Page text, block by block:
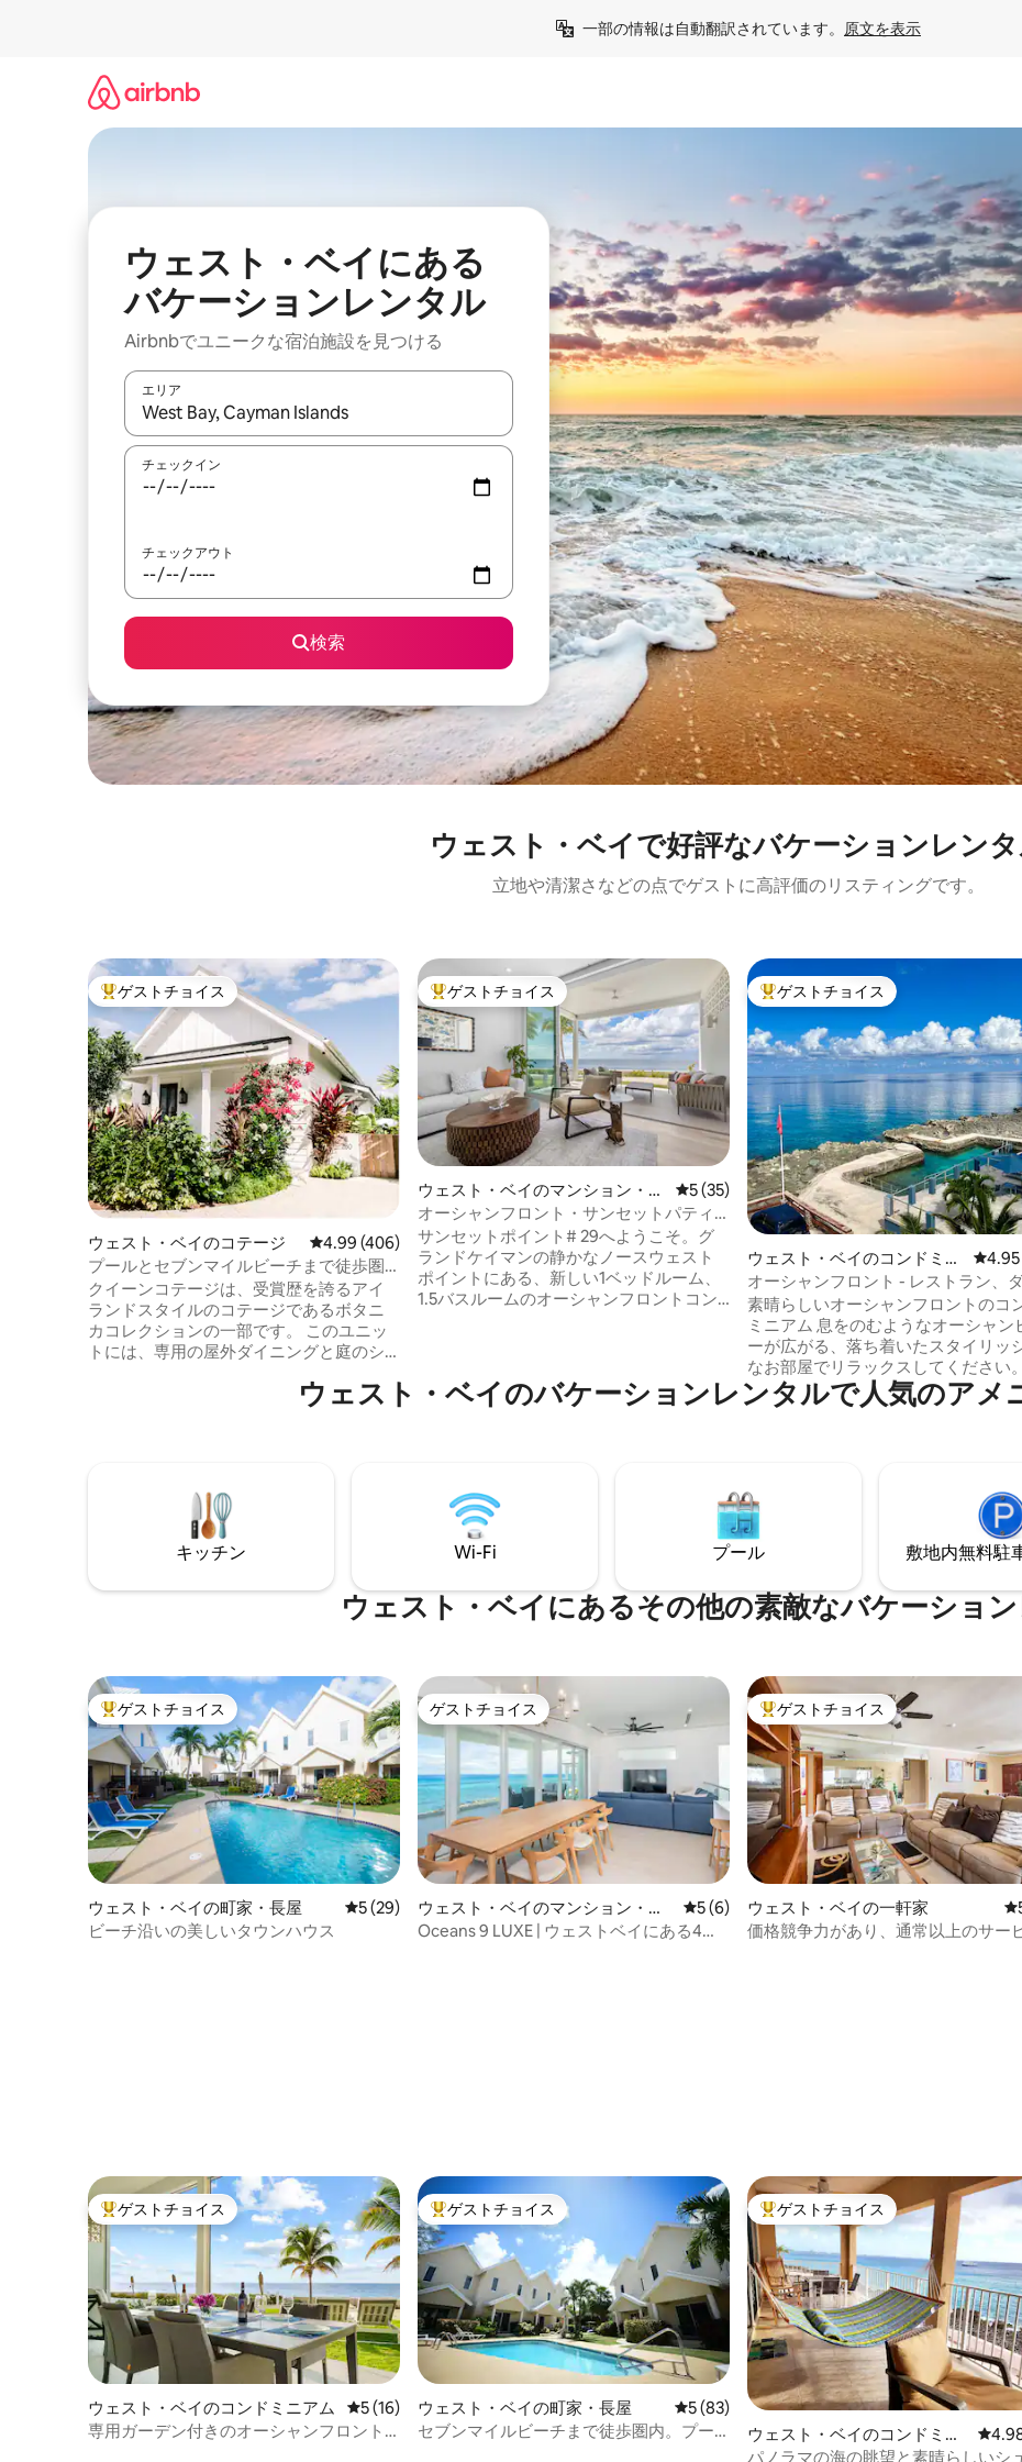
一部の情報は自動翻訳されています。 原文を表示
ウェスト・ベイにある
バケーションレンタル
Airbnbでユニークな宿泊施設を見つける
エリア
検索結果が表示されたら、上下の矢印キーを使って移動するか、画面をタッチまたはスワイプして検索結果を確認することがで
チェックイン
チェックアウト
検索
ウェスト・ベイで好評なバケーションレン
立地や清潔さなどの点でゲストに高評価のリスティングです。
大好評のゲストチョイスです。
ゲストチョイス
ウェスト・ベイのコテージ レビュー406件、5つ星中4.99つ星の平均評価
4.99 (406)
プールとセブンマイルビーチまで徒歩圏
内の豪華なコテージ、寝室1室、バスルー
ム1室
クイーンコテージは、受賞歴を誇るアイ
ランドスタイルのコテージであるボタニ
カコレクションの一部です。 このユニッ
トには、専用の屋外ダイニングと庭のシ
ュアルな豪華さ、夢のようなディテー
ル、高級なアメニティ・設備に焦点を当
ィフェンダーで近くのビーチへの無料シ
ャトルもご用意しております。 私のプロ
フィールの下にある他のリスティングも
必ずご確認ください。 禁煙の建物です。
大好評のゲストチョイスです。
ゲストチョイス
ウェスト・ベイのマンション・ア
パート
レビュー35件、5つ星中5つ星の平均評価
5 (35)
オーシャンフロント・サンセットパティ
オ、バーベキュー＋プール、ジム、スパ
サンセットポイント# 29へようこそ。グ
ランドケイマンの静かなノースウェスト
ポイントにある、新しい1ベッドルーム、
1.5バスルームのオーシャンフロントコン
ベートパティオ、島で最高の夕日が見え
ます。特大プールやスパでリラックスし
けさを求めるカップルや小さな家族にぴ
ったりです。
大好評のゲストチョイスです。
ゲストチョイス
ウェスト・ベイのコンドミニ
アム
レビ
4.95
オーシャンフロント - レストラン、
ング、シュノーケリング
素晴らしいオーシャンフロントのコ
ミニアム 息をのむようなオーシャンビュ
ーが広がる、落ち着いたスタイリッ
なお部屋でリラックスしてください。 ダ
イビングやシュノーケリングができ
然の海の入り江のプールと、島で最
息しています。 フルサービスのダイビン
グショップ「Divetech」は敷地内に
り、便利です。海岸ダイビングとボー
ダイビングを提供しています。 敷地内に
は「Vivo」レストランもあります。
ウェスト・ベイのバケーションレンタルで人気のアメ
キッチン Wi-Fi プール 敷地内無料駐⁠
ウェスト・ベイにあるその他の素敵なバケーショ
大好評のゲストチョイスです。
ゲストチョイス
ウェスト・ベイの町家・長屋 レビュー29件、5つ星中5つ星の平均評価
5 (29)
ビーチ沿いの美しいタウンハウス
ゲストチョイス
ゲストチョイス
ウェスト・ベイのマンション・ア
パート
レビュー6件、5つ星中5つ星の平均評価
5 (6)
Oceans 9 LUXE | ウェストベイにある4寝
大好評のゲストチョイスです。
ゲストチョイス
ウェスト・ベイの一軒家
価格競争力があり、通常以上のサー
大好評のゲストチョイスです。
ゲストチョイス
ウェスト・ベイのコンドミニアム レビュー16件、5つ星中5つ星の平均評価
5 (16)
専用ガーデン付きのオーシャンフロント
大好評のゲストチョイスです。
ゲストチョイス
ウェスト・ベイの町家・長屋 レビュー83件、5つ星中5つ星の平均評価
5 (83)
セブンマイルビーチまで徒歩圏内。プー
大好評のゲストチョイスです。
ゲストチョイス
ウェスト・ベイのコンドミニ
アム
レビ
パノラマの海の眺望と素晴らしいシ